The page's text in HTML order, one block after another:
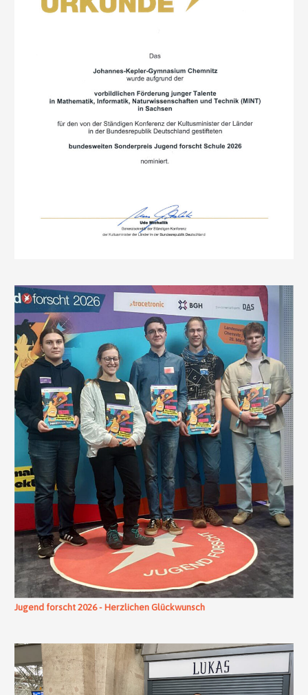
Jugend forscht 2026 - Herzlichen Glückwunsch